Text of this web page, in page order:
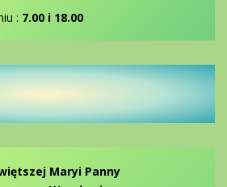
: 7.00 i 18.00
Maryi Panny